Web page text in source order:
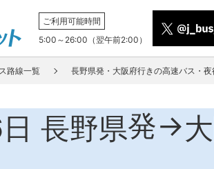
ご利用可能時間
5:00～26:00（翌午前2:00）
路線一覧 長野県発・大阪府行きの高速バス・
長野県発→